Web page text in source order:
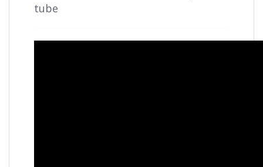
tube